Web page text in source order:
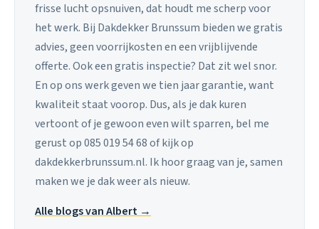
frisse lucht opsnuiven, dat houdt me scherp voor
het werk. Bij Dakdekker Brunssum bieden we gratis
advies, geen voorrijkosten en een vrijblijvende
offerte. Ook een gratis inspectie? Dat zit wel snor.
En op ons werk geven we tien jaar garantie, want
kwaliteit staat voorop. Dus, als je dak kuren
vertoont of je gewoon even wilt sparren, bel me
gerust op 085 019 54 68 of kijk op
dakdekkerbrunssum.nl. Ik hoor graag van je, samen
maken we je dak weer als nieuw.
Alle blogs van Albert →